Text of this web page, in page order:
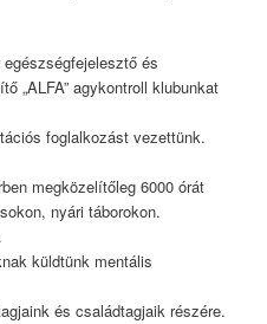
és
„ALFA” agykontroll klubunkat
foglalkozást vezettünk.
megközelítőleg 6000 órát
nyári táborokon.
küldtünk mentális
és családtagjaik részére.